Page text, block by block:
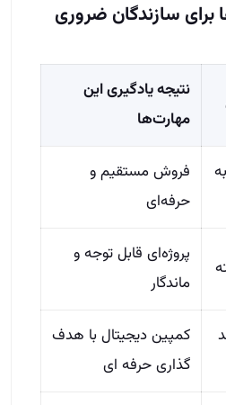
برای سازندگان ضروری‌
نتیجه یادگیری این
مهارت‌ها
فروش مستقیم و
حرفه‌ای
پروژه‌ای قابل‌ توجه و
ماندگار
کمپین دیجیتال با هدف
گذاری حرفه‌ ای